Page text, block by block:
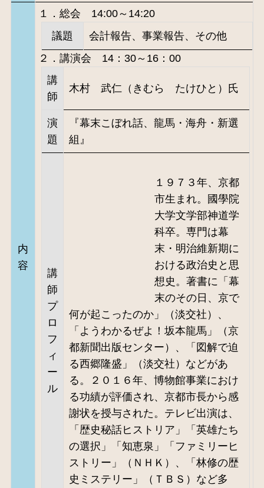
内
容
１．総会 14:00～14:20
議題
会計報告、事業報告、その他
２．講演会 14：30～16：00
講
師
木村 武仁（きむら たけひと）氏
演
題
『幕末こぼれ話、⿓⾺・海⾈・新選
組』
講
師
プ
ロ
フ
ィ
ー
ル
１９７３年、京都
市生まれ。國學院
大学文学部神道学
科卒。専門は幕
末・明治維新期に
おける政治史と思
想史。著書に「幕
末のその日、京で
何が起こったのか」（淡交社）、
「ようわかるぜよ！坂本龍馬」（京
都新聞出版センター）、「図解で迫
る西郷隆盛」（淡交社）などがあ
る。２０１６年、博物館事業におけ
る功績が評価され、京都市長から感
謝状を授与された。テレビ出演は、
「歴史秘話ヒストリア」「英雄たち
の選択」「知恵泉」「ファミリーヒ
ストリー」（ＮＨＫ）、「林修の歴
史ミステリー」（ＴＢＳ）など多